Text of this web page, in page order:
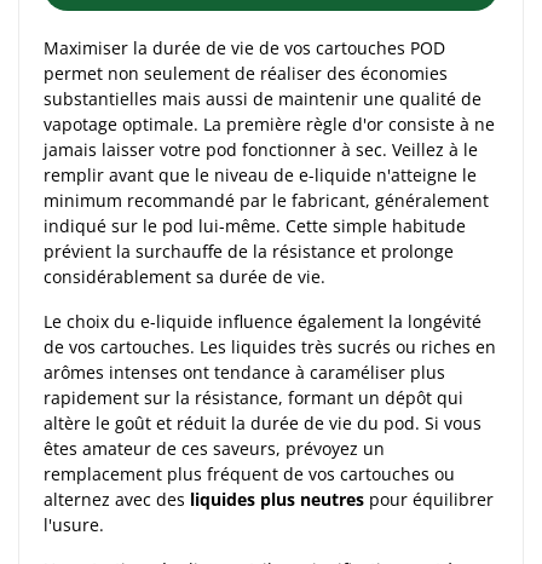
Maximiser la durée de vie de vos cartouches POD
permet non seulement de réaliser des économies
substantielles mais aussi de maintenir une qualité de
vapotage optimale. La première règle d'or consiste à ne
jamais laisser votre pod fonctionner à sec. Veillez à le
remplir avant que le niveau de e-liquide n'atteigne le
minimum recommandé par le fabricant, généralement
indiqué sur le pod lui-même. Cette simple habitude
prévient la surchauffe de la résistance et prolonge
considérablement sa durée de vie.
Le choix du e-liquide influence également la longévité
de vos cartouches. Les liquides très sucrés ou riches en
arômes intenses ont tendance à caraméliser plus
rapidement sur la résistance, formant un dépôt qui
altère le goût et réduit la durée de vie du pod. Si vous
êtes amateur de ces saveurs, prévoyez un
remplacement plus fréquent de vos cartouches ou
alternez avec des liquides plus neutres pour équilibrer
l'usure.